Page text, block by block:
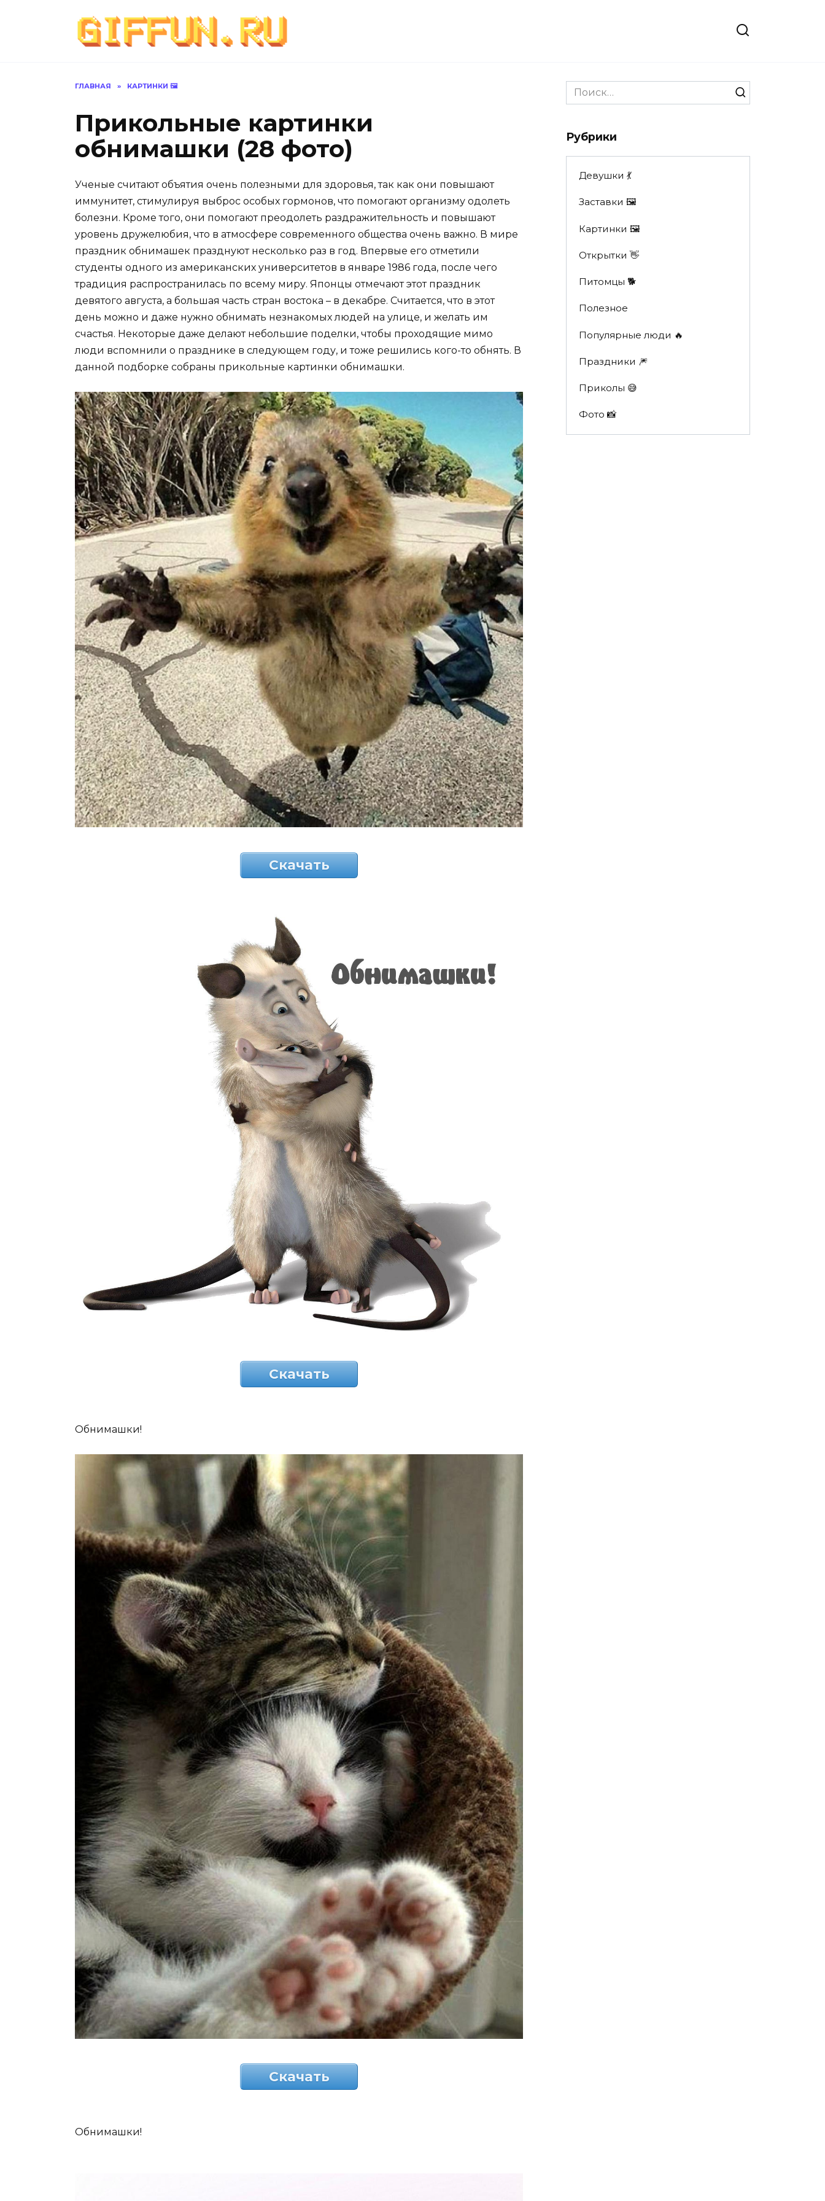
ГЛАВНАЯ » КАРТИНКИ 🖼
Прикольные картинки
обнимашки (28 фото)
Ученые считают объятия очень полезными для здоровья, так как они повышают
иммунитет, стимулируя выброс особых гормонов, что помогают организму одолеть
болезни. Кроме того, они помогают преодолеть раздражительность и повышают
уровень дружелюбия, что в атмосфере современного общества очень важно. В мире
праздник обнимашек празднуют несколько раз в год. Впервые его отметили
студенты одного из американских университетов в январе 1986 года, после чего
традиция распространилась по всему миру. Японцы отмечают этот праздник
девятого августа, а большая часть стран востока – в декабре. Считается, что в этот
день можно и даже нужно обнимать незнакомых людей на улице, и желать им
счастья. Некоторые даже делают небольшие поделки, чтобы проходящие мимо
люди вспомнили о празднике в следующем году, и тоже решились кого-то обнять. В
данной подборке собраны прикольные картинки обнимашки.
Скачать
Скачать
Обнимашки!
Скачать
Обнимашки!
Search
for:
Рубрики
Девушки 💃
Заставки 🖼
Картинки 🖼
Открытки 👋
Питомцы 🐕
Полезное
Популярные люди 🔥
Праздники 🎆
Приколы 😅
Фото 📸